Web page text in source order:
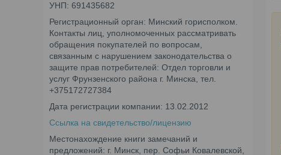
УНП: 691435682
Регистрационный орган: Минский горисполком.
Контакты лиц, уполномоченных рассматривать
обращения покупателей по вопросам,
связанным с нарушением законодательства о
защите прав потребителей: Отдел торговли и
услуг Фрунзенского района г. Минска, тел.
+375172727384
Дата регистрации компании: 13.02.2012
Ссылка на свидетельство/лицензию
Местонахождение книги замечаний и
предложений: г. Минск, пер. Софьи Ковалевской,